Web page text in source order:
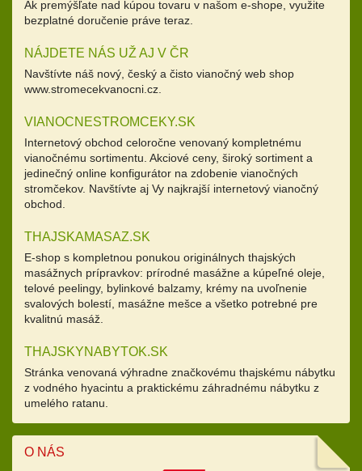
Ak premýšľate nad kúpou tovaru v našom e-shope, využite
bezplatné doručenie práve teraz.
NÁJDETE NÁS UŽ AJ V ČR
Navštívte náš nový, český a čisto vianočný web shop
www.stromecekvanocni.cz.
VIANOCNESTROMCEKY.SK
Internetový obchod celoročne venovaný kompletnému
vianočnému sortimentu. Akciové ceny, široký sortiment a
jedinečný online konfigurátor na zdobenie vianočných
stromčekov. Navštívte aj Vy najkrajší internetový vianočný
obchod.
THAJSKAMASAZ.SK
E-shop s kompletnou ponukou originálnych thajských
masážnych prípravkov: prírodné masážne a kúpeľné oleje,
telové peelingy, bylinkové balzamy, krémy na uvoľnenie
svalových bolestí, masážne mešce a všetko potrebné pre
kvalitnú masáž.
THAJSKYNABYTOK.SK
Stránka venovaná výhradne značkovému thajskému nábytku
z vodného hyacintu a praktickému záhradnému nábytku z
umelého ratanu.
O NÁS